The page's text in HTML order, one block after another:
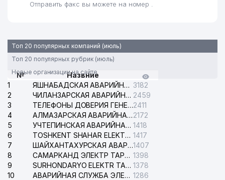
Отправить факс вы можете на номер .
Топ 20 популярных компаний (июль)
Топ 20 популярных рубрик (июль)
Новые организации на сайте
№
Назвние
1
ЯШНАБАДСКАЯ АВАРИЙНАЯ СЛУЖБА ЭЛЕКТРОСЕТИ 3182
2
ЧИЛАНЗАРСКАЯ АВАРИЙНАЯ СЛУЖБА ЭЛЕКТРОСЕТИ 2459
3
ТЕЛЕФОНЫ ДОВЕРИЯ ГЕНЕРАЛЬНОЙ ПРОКУРАТУРЫ РЕСПУБЛИКИ УЗБЕКИСТАН2411
4
АЛМАЗАРСКАЯ АВАРИЙНАЯ СЛУЖБА ЭЛЕКТРОСЕТИ2172
5
УЧТЕПИНСКАЯ АВАРИЙНАЯ СЛУЖБА ЭЛЕКТРОСЕТИ 1418
6
TOSHKENT SHAHAR ELEKTR TARMOQLARI KORXONASI АО 1417
7
ШАЙХАНТАХУРСКАЯ АВАРИЙНАЯ СЛУЖБА ЭЛЕКТРОСЕТИ1407
8
САМАРКАНД ЭЛЕКТР ТАРМОКЛАРИ АО 1398
9
SURHONDARYO ELEKTR TARMOKLARI АО 1378
10
АВАРИЙНАЯ СЛУЖБА ЭЛЕКТРОСЕТИ ТАШКЕНТСКОГО РАЙОНА 1286